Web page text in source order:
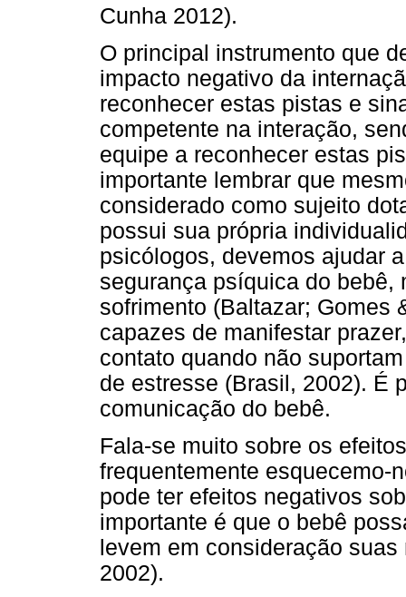
Cunha 2012).
O principal instrumento que
impacto negativo da
reconhecer estas pistas e
competente na interação,
equipe a reconhecer estas
importante lembrar que
considerado como sujeito
possui sua própria
psicólogos, devemos ajudar
segurança psíquica do bebê,
sofrimento (Baltazar; Gomes
capazes de manifestar
contato quando não
de estresse (Brasil, 2002). É
comunicação do bebê.
Fala-se muito sobre os
frequentemente esquecemo-
pode ter efeitos negativos
importante é que o bebê
levem em consideração
2002).